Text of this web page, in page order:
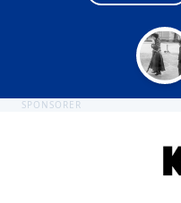
SPONSORER